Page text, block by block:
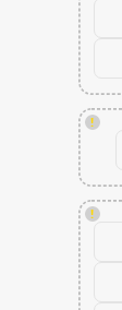
!
!